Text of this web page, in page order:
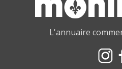
L'annuaire